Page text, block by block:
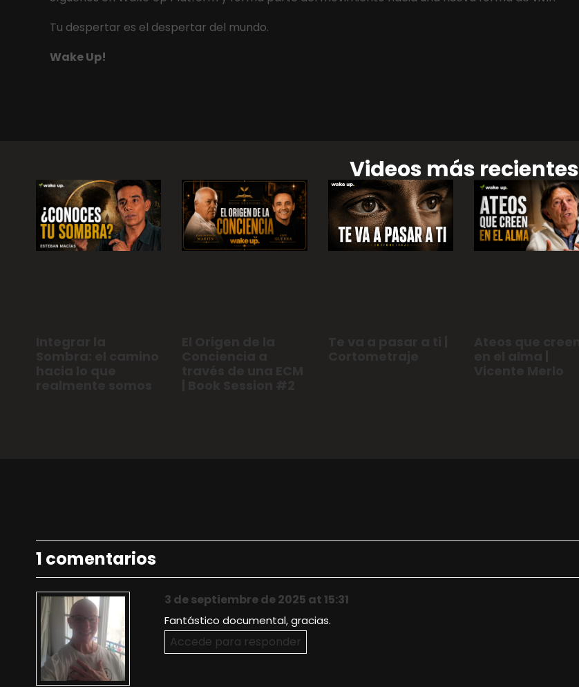
Tu despertar es el despertar del mundo.
Wake Up!
Videos más recientes
1 comentarios
3 de septiembre de 2025 at 15:31
Fantástico documental, gracias.
Accede para responder